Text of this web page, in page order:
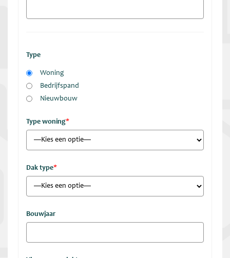
Type
Woning
Bedrijfspand
Nieuwbouw
Type woning*
Dak type*
Bouwjaar